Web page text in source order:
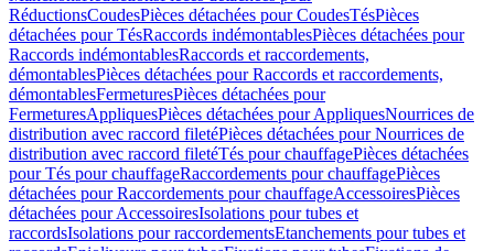
RéductionsCoudesPièces détachées pour CoudesTésPièces
détachées pour TésRaccords indémontablesPièces détachées pour
Raccords indémontablesRaccords et raccordements,
démontablesPièces détachées pour Raccords et raccordements,
démontablesFermeturesPièces détachées pour
FermeturesAppliquesPièces détachées pour AppliquesNourrices de
distribution avec raccord filetéPièces détachées pour Nourrices de
distribution avec raccord filetéTés pour chauffagePièces détachées
pour Tés pour chauffageRaccordements pour chauffagePièces
détachées pour Raccordements pour chauffageAccessoiresPièces
détachées pour AccessoiresIsolations pour tubes et
raccordsIsolations pour raccordementsEtanchements pour tubes et